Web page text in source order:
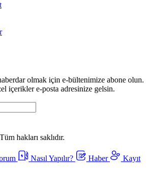
olmak için e-bültenimize abone olun.
içerikler e-posta adresinize gelsin.
hakları saklıdır.
Nasıl Yapılır? Haber
Kayıt